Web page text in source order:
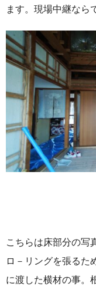
ます。現場中継なら
こちらは床部分の写
ロ－リングを張るた
に渡した横材の事。